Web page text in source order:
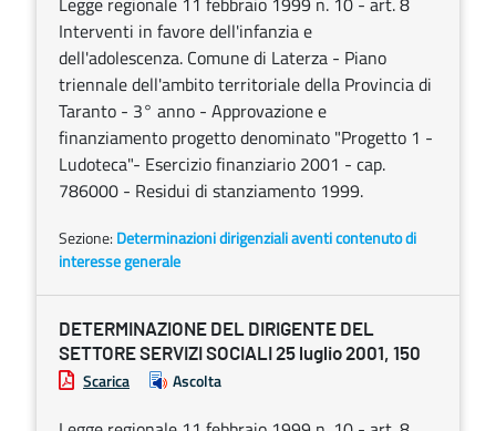
Interventi in favore dell'infanzia e
dell'adolescenza. Comune di Laterza - Piano
triennale dell'ambito territoriale della Provincia di
Taranto - 3° anno - Approvazione e
finanziamento progetto denominato "Progetto 1 -
Ludoteca"- Esercizio finanziario 2001 - cap.
786000 - Residui di stanziamento 1999.
Sezione: Determinazioni dirigenziali aventi contenuto di
interesse generale
DETERMINAZIONE DEL DIRIGENTE DEL
SETTORE SERVIZI SOCIALI 25 luglio 2001, 150
Scarica Ascolta